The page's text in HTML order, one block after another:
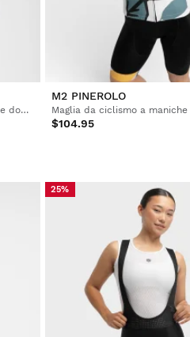
Maglia da ciclismo a maniche corte donna
M2 PINEROLO
$104.95
25%